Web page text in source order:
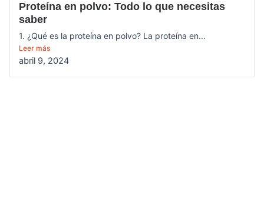
Proteína en polvo: Todo lo que necesitas
saber
1. ¿Qué es la proteína en polvo? La proteína en...
Leer más
abril 9, 2024